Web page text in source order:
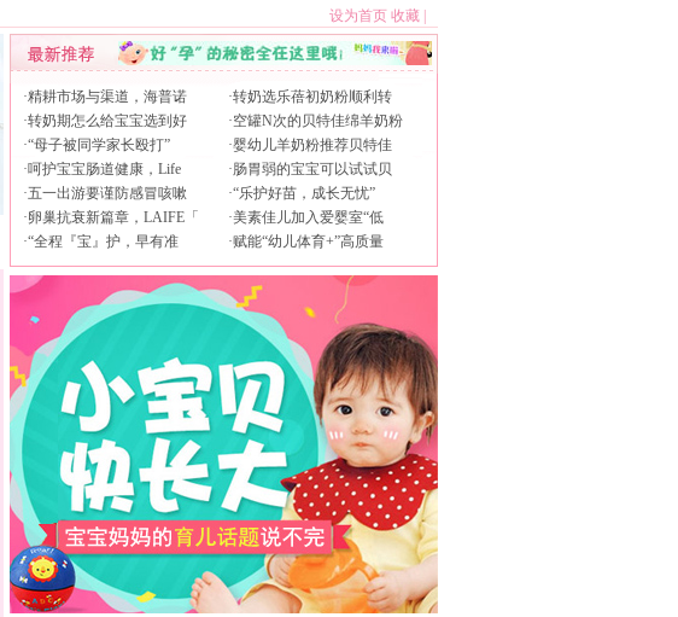
设为首页 收藏
·精耕市场与渠道，海普诺
·转奶期怎么给宝宝选到好
·“母子被同学家长殴打”
·呵护宝宝肠道健康，Life
·五一出游要谨防感冒咳嗽
·卵巢抗衰新篇章，LAIFE「
·“全程『宝』护，早有准
·转奶选乐蓓初奶粉顺利转
·空罐N次的贝特佳绵羊奶粉
·婴幼儿羊奶粉推荐贝特佳
·肠胃弱的宝宝可以试试贝
·“乐护好苗，成长无忧”
·美素佳儿加入爱婴室“低
·赋能“幼儿体育+”高质量